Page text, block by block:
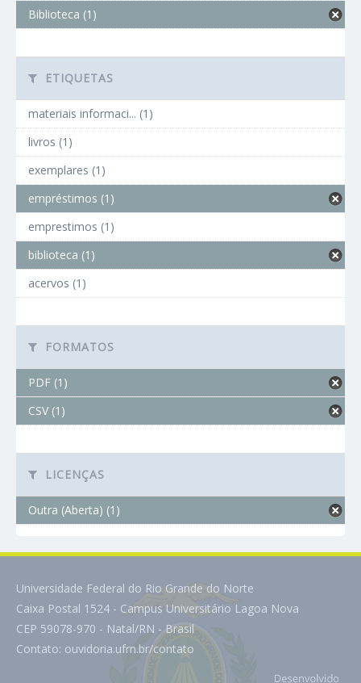
Biblioteca (1)
ETIQUETAS
materiais informaci... (1)
livros (1)
exemplares (1)
empréstimos (1)
emprestimos (1)
biblioteca (1)
acervos (1)
FORMATOS
PDF (1)
CSV (1)
LICENÇAS
Outra (Aberta) (1)
Universidade Federal do Rio Grande do Norte
Caixa Postal 1524 - Campus Universitário Lagoa Nova
CEP 59078-970 - Natal/RN - Brasil
Contato: ouvidoria.ufrn.br/contato